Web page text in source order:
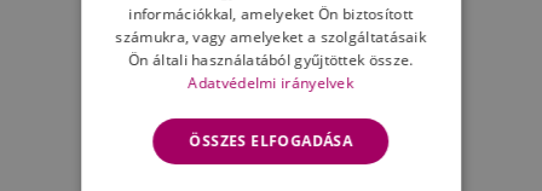
információkkal, amelyeket Ön biztosított
számukra, vagy amelyeket a szolgáltatásaik
Ön általi használatából gyűjtöttek össze.
Adatvédelmi irányelvek
ÖSSZES ELFOGADÁSA